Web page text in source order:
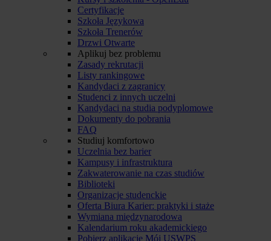
Certyfikacje
Szkoła Językowa
Szkoła Trenerów
Drzwi Otwarte
Aplikuj bez problemu
Zasady rekrutacji
Listy rankingowe
Kandydaci z zagranicy
Studenci z innych uczelni
Kandydaci na studia podyplomowe
Dokumenty do pobrania
FAQ
Studiuj komfortowo
Uczelnia bez barier
Kampusy i infrastruktura
Zakwaterowanie na czas studiów
Biblioteki
Organizacje studenckie
Oferta Biura Karier: praktyki i staże
Wymiana międzynarodowa
Kalendarium roku akademickiego
Pobierz aplikację Mój USWPS